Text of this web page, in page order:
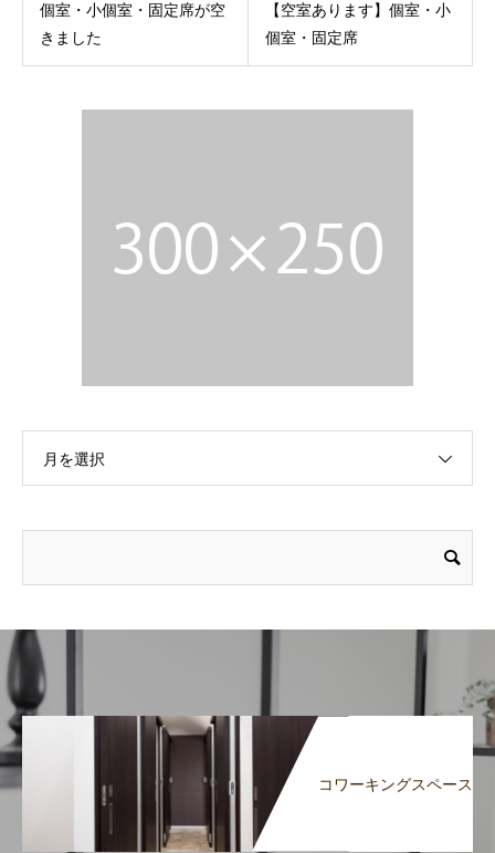
個室・小個室・固定席が空
きました
【空室あります】個室・小
個室・固定席
月を選択
コワーキングスペース